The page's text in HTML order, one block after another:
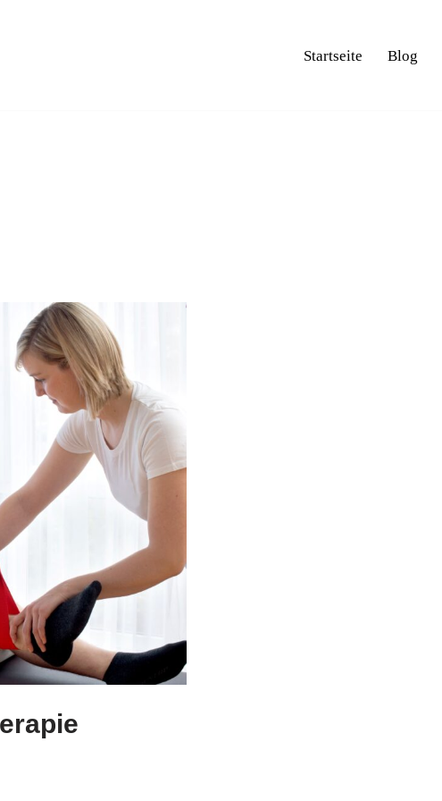
Startseite Blog